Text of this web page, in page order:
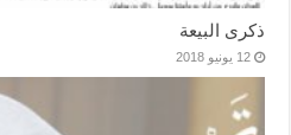
ذكرى البيعة
12 يونيو 2018